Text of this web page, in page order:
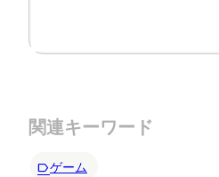
関連キーワード
ゲーム